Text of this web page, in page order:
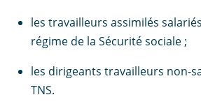
les travailleurs assimilés
régime de la Sécurité sociale ;
les dirigeants travailleurs non-
TNS.